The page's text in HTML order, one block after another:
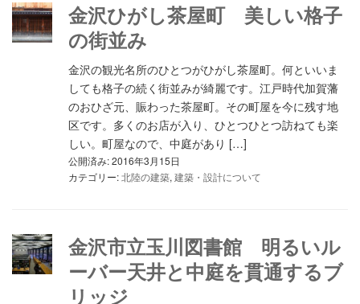
金沢ひがし茶屋町 美しい格子
の街並み
金沢の観光名所のひとつがひがし茶屋町。何といいま
しても格子の続く街並みが綺麗です。江戸時代加賀藩
のおひざ元、賑わった茶屋町。その町屋を今に残す地
区です。多くのお店が入り、ひとつひとつ訪ねても楽
しい。町屋なので、中庭があり […]
公開済み: 2016年3月15日
カテゴリー:北陸の建築, 建築・設計について
金沢市立玉川図書館 明るいル
ーバー天井と中庭を貫通するブ
リッジ